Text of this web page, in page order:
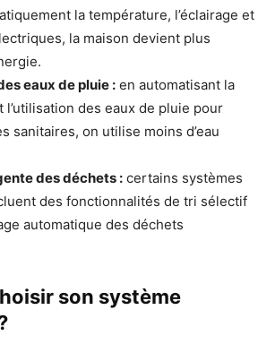
la température, l’éclairage et
la maison devient plus
eaux de pluie : en automatisant la
l’utilisation des eaux de pluie pour
sanitaires, on utilise moins d’eau
des déchets : certains systèmes
des fonctionnalités de tri sélectif
automatique des déchets
son système